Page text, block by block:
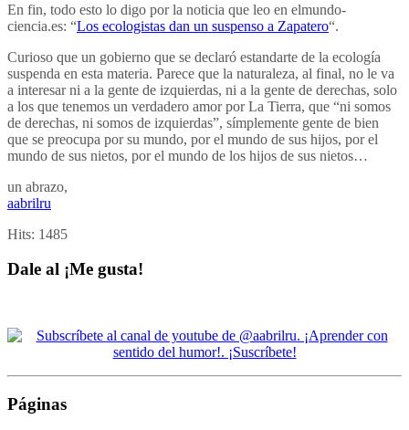
En fin, todo esto lo digo por la noticia que leo en elmundo-
ciencia.es: “Los ecologistas dan un suspenso a Zapatero“.
Curioso que un gobierno que se declaró estandarte de la ecología
suspenda en esta materia. Parece que la naturaleza, al final, no le va
a interesar ni a la gente de izquierdas, ni a la gente de derechas, solo
a los que tenemos un verdadero amor por La Tierra, que “ni somos
de derechas, ni somos de izquierdas”, símplemente gente de bien
que se preocupa por su mundo, por el mundo de sus hijos, por el
mundo de sus nietos, por el mundo de los hijos de sus nietos…
un abrazo,
aabrilru
Hits: 1485
Dale al ¡Me gusta!
Páginas